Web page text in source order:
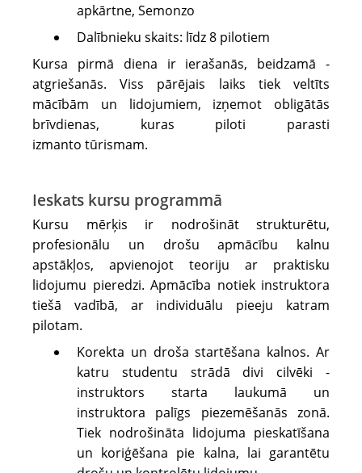
apkārtne, Semonzo
Dalībnieku skaits: līdz 8 pilotiem
Kursa pirmā diena ir ierašanās, beidzamā -
atgriešanās. Viss pārējais laiks tiek veltīts
mācībām un lidojumiem, izņemot obligātās
brīvdienas, kuras piloti parasti
izmanto tūrismam.
Ieskats kursu programmā
Kursu mērķis ir nodrošināt strukturētu,
profesionālu un drošu apmācību kalnu
apstākļos, apvienojot teoriju ar praktisku
lidojumu pieredzi. Apmācība notiek instruktora
tiešā vadībā, ar individuālu pieeju katram
pilotam.
Korekta un droša startēšana kalnos. Ar
katru studentu strādā divi cilvēki -
instruktors starta laukumā un
instruktora palīgs piezemēšanās zonā.
Tiek nodrošināta lidojuma pieskatīšana
un koriģēšana pie kalna, lai garantētu